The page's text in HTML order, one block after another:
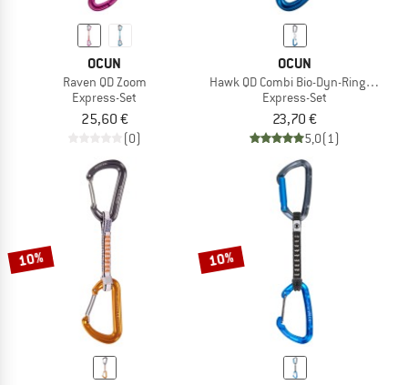
OCUN
Raven QD Zoom
Express-Set
25,60 €
(0)
OCUN
Hawk QD Combi Bio-Dyn-Ring 15 mm
Express-Set
23,70 €
5,0(1)
10% 10%